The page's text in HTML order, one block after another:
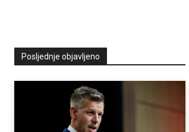
Posljednje objavljeno